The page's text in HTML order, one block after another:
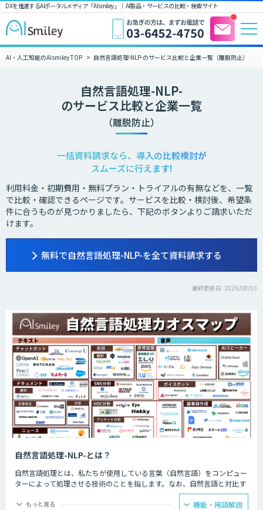
DXを推進するAIポータルメディア「AIsmiley」｜ AI製品・サービスの比較・検索サイト
AI・人工知能のAIsmiley TOP 自然言語処理-NLP-のサービス比較と企業一覧（離脱防止）
自然言語処理-NLP-
のサービス比較と企業一覧
（離脱防止）
一括資料請求なら、導入の比較検討が
スムーズに行えます!
利用料金・初期費用・無料プラン・トライアルの有無などを、一覧
で比較・確認できるページです。サービスを比較・検討後、希望条
件に合うものが見つかりましたら、下記のボタンよりご請求いただ
けます。
無料で自然言語処理-NLP-を全て資料請求する
最終更新日: 2026/08/03
自然言語処理-NLP-とは？
自然言語処理とは、私たちが使用している言葉（自然言語）をコンピュー
ターによって処理させる技術のことを指します。なお、自然言語と対比す
る言葉として挙げられるのが人工言語です。人工言語は一般的に「プログ
ラミング言語」といわれているのですが、これら2つの言語の大きな違い
もっと見る 機能・用語解説